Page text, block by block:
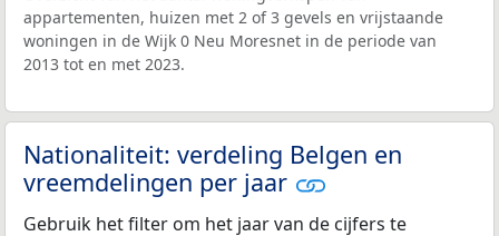
appartementen, huizen met 2 of 3 gevels en vrijstaande
woningen in de Wijk 0 Neu Moresnet in de periode van
2013 tot en met 2023.
Nationaliteit: verdeling Belgen en
vreemdelingen per jaar
Gebruik het filter om het jaar van de cijfers te